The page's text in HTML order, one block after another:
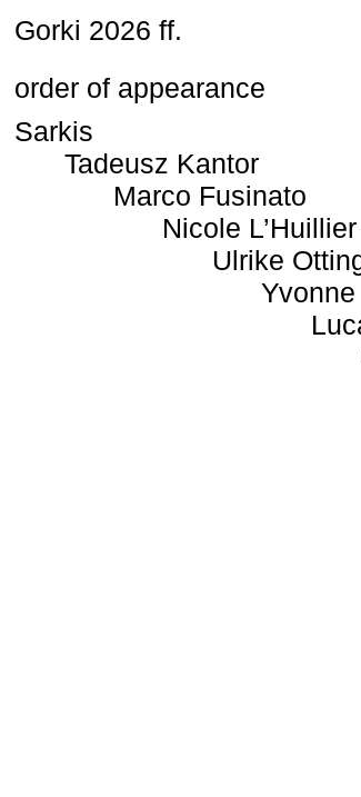
Gorki 2026 ff.
order of appearance
Sarkis
Tadeusz Kantor
Marco Fusinato
Nicole L’Huillier
Ulrike